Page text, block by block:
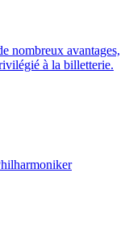
nombreux avantages,
à la billetterie.